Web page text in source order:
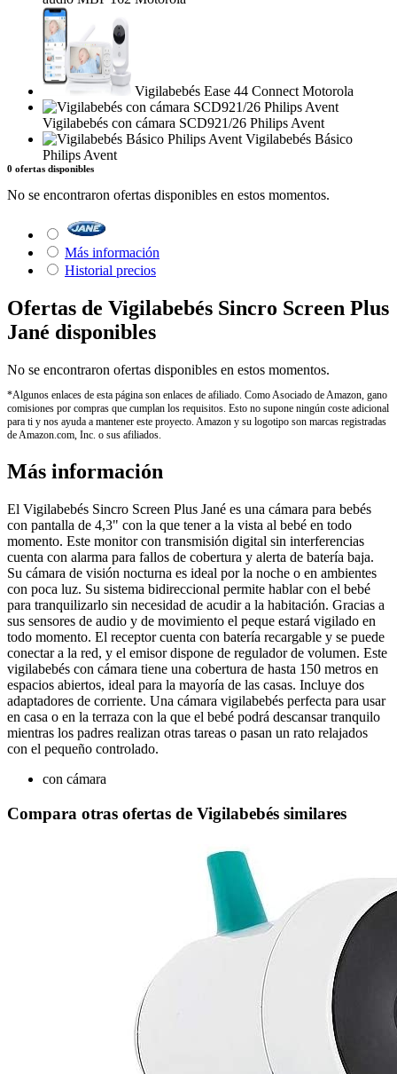
Vigilabebés Ease 44 Connect Motorola
Vigilabebés con cámara SCD921/26 Philips Avent
Vigilabebés Básico
Philips Avent
0 ofertas disponibles
No se encontraron ofertas disponibles en estos momentos.
Más información
Historial precios
Ofertas de Vigilabebés Sincro Screen Plus
Jané disponibles
No se encontraron ofertas disponibles en estos momentos.
*Algunos enlaces de esta página son enlaces de afiliado. Como Asociado de Amazon, gano
comisiones por compras que cumplan los requisitos. Esto no supone ningún coste adicional
para ti y nos ayuda a mantener este proyecto. Amazon y su logotipo son marcas registradas
de Amazon.com, Inc. o sus afiliados.
Más información
El Vigilabebés Sincro Screen Plus Jané es una cámara para bebés
con pantalla de 4,3" con la que tener a la vista al bebé en todo
momento. Este monitor con transmisión digital sin interferencias
cuenta con alarma para fallos de cobertura y alerta de batería baja.
Su cámara de visión nocturna es ideal por la noche o en ambientes
con poca luz. Su sistema bidireccional permite hablar con el bebé
para tranquilizarlo sin necesidad de acudir a la habitación. Gracias a
sus sensores de audio y de movimiento el peque estará vigilado en
todo momento. El receptor cuenta con batería recargable y se puede
conectar a la red, y el emisor dispone de regulador de volumen. Este
vigilabebés con cámara tiene una cobertura de hasta 150 metros en
espacios abiertos, ideal para la mayoría de las casas. Incluye dos
adaptadores de corriente. Una cámara vigilabebés perfecta para usar
en casa o en la terraza con la que el bebé podrá descansar tranquilo
mientras los padres realizan otras tareas o pasan un rato relajados
con el pequeño controlado.
con cámara
Compara otras ofertas de Vigilabebés similares